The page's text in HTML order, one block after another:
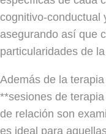
cognitivo-conductual
asegurando así que
particularidades de
Además de la
**sesiones de
de relación son
es ideal para